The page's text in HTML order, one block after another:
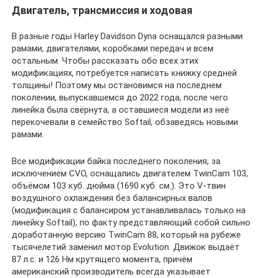
Двигатель, трансмиссия и ходовая
В разные годы Harley Davidson Dyna оснащался разными
рамами, двигателями, коробками передач и всем
остальным. Чтобы рассказать обо всех этих
модификациях, потребуется написать книжку средней
толщины! Поэтому мы остановимся на последнем
поколении, выпускавшемся до 2022 года, после чего
линейка была свёрнута, а оставшиеся модели из неё
перекочевали в семейство Softail, обзаведясь новыми
рамами.
Все модификации байка последнего поколения, за
исключением CVO, оснащались двигателем TwinCam 103,
объёмом 103 куб. дюйма (1690 куб. см.). Это V-твин
воздушного охлаждения без балансирных валов
(модификация с балансиром устанавливалась только на
линейку Softail), по факту представляющий собой сильно
доработанную версию TwinCam 88, который на рубеже
тысячелетий заменил мотор Evolution. Движок выдаёт
87 л.с. и 126 Нм крутящего момента, причём
американский производитель всегда указывает